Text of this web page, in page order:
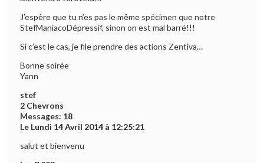
J’espère que tu n’es pas le même spécimen que notre
StefManiacoDépressif, sinon on est mal barré!!!
Si c’est le cas, je file prendre des actions Zentiva…
Bonne soirée
Yann
stef
2 Chevrons
Messages: 18
Le Lundi 14 Avril 2014 à 12:25:21
salut et bienvenu